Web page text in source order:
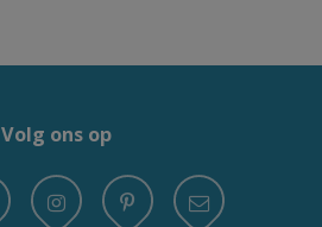
Volg ons op